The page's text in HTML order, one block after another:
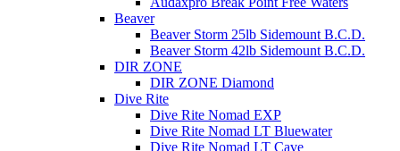
Beaver
Beaver Storm 25lb Sidemount B.C.D.
Beaver Storm 42lb Sidemount B.C.D.
DIR ZONE
DIR ZONE Diamond
Dive Rite
Dive Rite Nomad EXP
Dive Rite Nomad LT Bluewater
Dive Rite Nomad LT Cave